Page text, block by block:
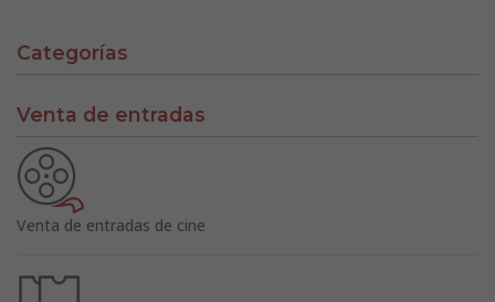
Categorías
Venta de entradas
Venta de entradas de cine